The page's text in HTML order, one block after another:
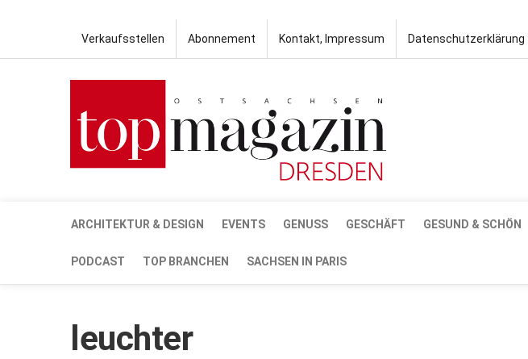
Verkaufsstellen Abonnement Kontakt, Impressum Datenschutzerklärung
ARCHITEKTUR & DESIGN EVENTS GENUSS GESCHÄFT GESUND & SCHÖN
PODCAST TOP BRANCHEN SACHSEN IN PARIS
leuchter